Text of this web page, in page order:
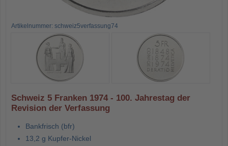
Artikelnummer: schweiz5verfassung74
Schweiz 5 Franken 1974 - 100. Jahrestag der
Revision der Verfassung
Bankfrisch (bfr)
13,2 g Kupfer-Nickel